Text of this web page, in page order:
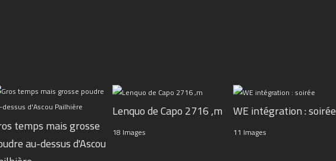
temps mais grosse
au-dessus d'Ascou
Lenquo de Capo 2716 ,m
18 Images
WE intégration : soirée
11 Images